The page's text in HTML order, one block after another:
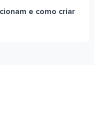
e como criar